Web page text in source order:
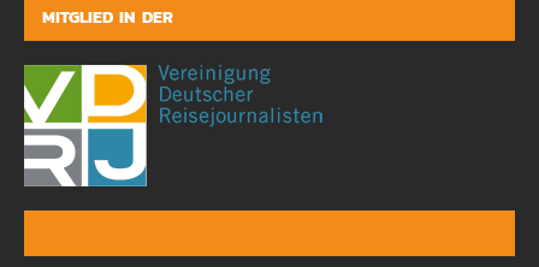
MITGLIED IN DER